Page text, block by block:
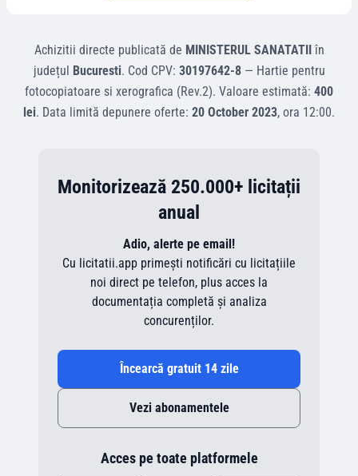
Achizitii directe publicată de MINISTERUL SANATATIIîn
județul Bucuresti. Cod CPV: 30197642-8— Hartie pentru
fotocopiatoare si xerografica (Rev.2). Valoare estimată: 400
lei. Data limită depunere oferte: 20 October 2023, ora 12:00.
Monitorizează 250.000+ licitații
anual
Adio, alerte pe email!
Cu licitatii.app primești notificări cu licitațiile
noi direct pe telefon, plus acces la
documentația completă și analiza
concurenților.
Încearcă gratuit 14 zile
Vezi abonamentele
Acces pe toate platformele